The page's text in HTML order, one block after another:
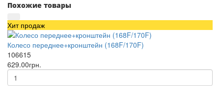
Похожие товары
Хит продаж
Колесо переднее+кронштейн (168F/170F)
106615
629.00грн.